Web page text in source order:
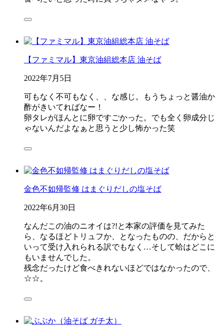
【ファミマル】東京油組総本店 油そば
2022年7月5日
可もなく不可もなく、、な感じ。もうちょっと醤油か
酢がきいてればなー！
卵タレがほんとに卵ですごかった。でも全く卵成分じ
ゃないんだよなぁと思うと少し怖かった笑
金色不如帰監修 はまぐりだしの塩そば
2022年6月30日
なんだこの油のニオイは?!と本家の評価を見てみた
ら、なるほどトリュフか、となったものの、だからと
いって受け入れられる訳でもなく…そして蛤はどこに
もいませんでした。
残念だったけど食べきれないほどではなかったので、
☆☆。